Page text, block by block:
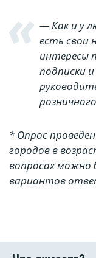
— Как и у
есть свои
интересы
подписки
* Опрос
городов в
вопросах можно
вариантов